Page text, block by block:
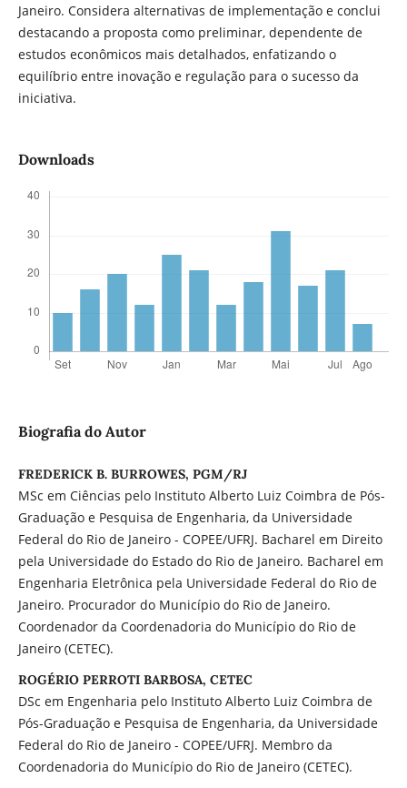
Janeiro. Considera alternativas de implementação e conclui
destacando a proposta como preliminar, dependente de
estudos econômicos mais detalhados, enfatizando o
equilíbrio entre inovação e regulação para o sucesso da
iniciativa.
Downloads
Biografia do Autor
FREDERICK B. BURROWES, PGM/RJ
MSc em Ciências pelo Instituto Alberto Luiz Coimbra de Pós-
Graduação e Pesquisa de Engenharia, da Universidade
Federal do Rio de Janeiro - COPEE/UFRJ. Bacharel em Direito
pela Universidade do Estado do Rio de Janeiro. Bacharel em
Engenharia Eletrônica pela Universidade Federal do Rio de
Janeiro. Procurador do Município do Rio de Janeiro.
Coordenador da Coordenadoria do Município do Rio de
Janeiro (CETEC).
ROGÉRIO PERROTI BARBOSA, CETEC
DSc em Engenharia pelo Instituto Alberto Luiz Coimbra de
Pós-Graduação e Pesquisa de Engenharia, da Universidade
Federal do Rio de Janeiro - COPEE/UFRJ. Membro da
Coordenadoria do Município do Rio de Janeiro (CETEC).